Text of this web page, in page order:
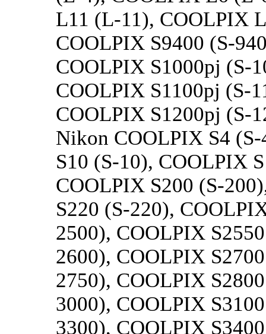
L11 (L-11), COOLPIX
COOLPIX S9400 (S-
COOLPIX S1000pj (S-
COOLPIX S1100pj (S-
COOLPIX S1200pj (S-
Nikon COOLPIX S4
S10 (S-10), COOLPIX
COOLPIX S200 (S-
S220 (S-220),
2500), COOLPIX
2600), COOLPIX
2750), COOLPIX
3000), COOLPIX
3300), COOLPIX